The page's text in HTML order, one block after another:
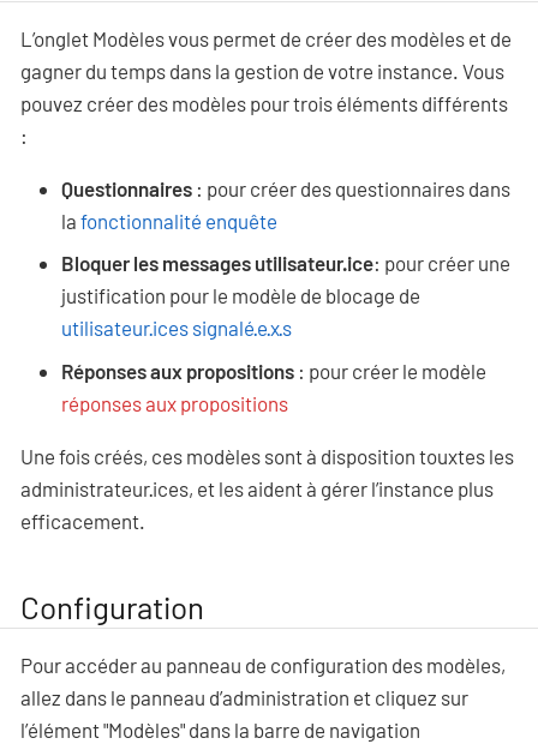
L’onglet Modèles vous permet de créer des modèles et de
gagner du temps dans la gestion de votre instance. Vous
pouvez créer des modèles pour trois éléments différents
:
Questionnaires : pour créer des questionnaires dans
la fonctionnalité enquête
Bloquer les messages utilisateur·ice: pour créer une
justification pour le modèle de blocage de
utilisateur·ices signalé·e·x·s
Réponses aux propositions : pour créer le modèle
réponses aux propositions
Une fois créés, ces modèles sont à disposition touxtes les
administrateur·ices, et les aident à gérer l’instance plus
efficacement.
Configuration
Pour accéder au panneau de configuration des modèles,
allez dans le panneau d’administration et cliquez sur
l’élément "Modèles" dans la barre de navigation